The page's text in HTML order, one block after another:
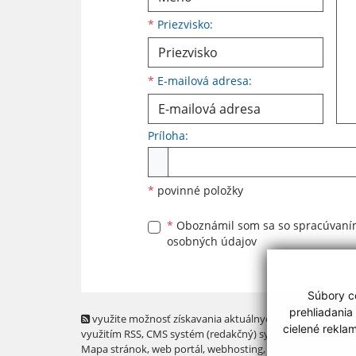
Súbory
cielené
* Priezvisko:
* E-mailová adresa:
Príloha:
* povinné položky
* Oboznámil som sa so
osobných údajov
využite možnosť získavania aktuálnych informácií s
využitím RSS, CMS systém (redakčný) systém ECHELON 2,
Mapa stránok,web portál,webhosting,